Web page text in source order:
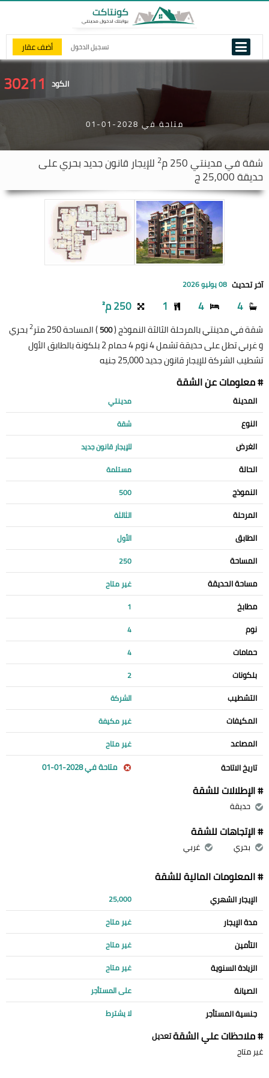
تسجيل الدخول أضف عقار
الكود 30211
شقة فيمدينتي 2 للإيجار قانون جديد بحري على
حديقة 25,000 ج
متاحة في 2028-01-01
آخر تحديث 08 يوليو 2026
4
4
1 250 م²
شقة في مدينتي بالمرحلة الثالثة النموذج (500) المساحة 250 متر 2بحري
و غربي تطل على حديقة تشمل 4 نوم 4 حمام 2 بلكونة بالطابق الأول
تشطيب الشركة للإيجار قانون جديد 25,000 جنيه
# معلومات عن الشقة
المدينة مدينتي
النوع شقة
الغرض للإيجار قانون جديد
الحالة مستلمة
النموذج 500
المرحلة الثالثة
الطابق الأول
المساحة 250
مساحة الحديقة غير متاح
مطابخ 1
نوم 4
حمامات 4
بلكونات 2
التشطيب الشركة
المكيفات غير مكيفة
المصاعد غير متاح
تاريخ الاتاحة متاحة في 2028-01-01
# الإطلالات للشقة
حديقة
# الإتجاهات للشقة
بحري غربي
# المعلومات المالية للشقة
الإيجار الشهري 25,000
مدة الإيجار غير متاح
التأمين غير متاح
الزيادة السنوية غير متاح
الصيانة على المستأجر
جنسية المستأجر لا يشترط
# ملاحظات علي الشقةتعديل
غير متاح